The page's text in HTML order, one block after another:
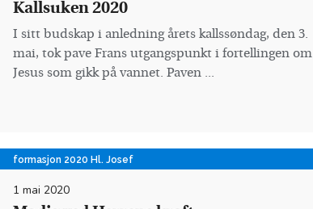
Kallsuken 2020
I sitt budskap i anledning årets kallssøndag, den 3.
mai, tok pave Frans utgangspunkt i fortellingen om
Jesus som gikk på vannet. Paven ...
formasjon 2020 Hl. Josef
1 mai 2020